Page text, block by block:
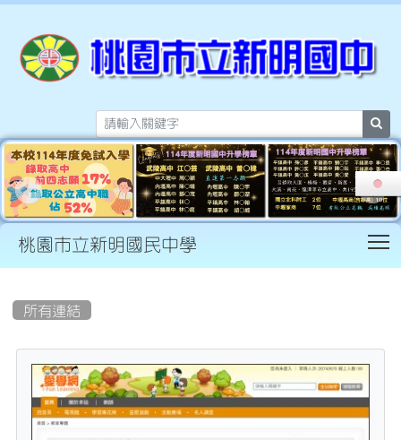
桃園市立新明國民中學
所有連結